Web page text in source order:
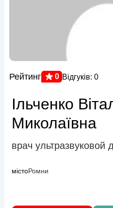
Рейтинг 0 Відгуків: 0
Ільченко
Миколаївна
врач ультразвуковой
містоРомни